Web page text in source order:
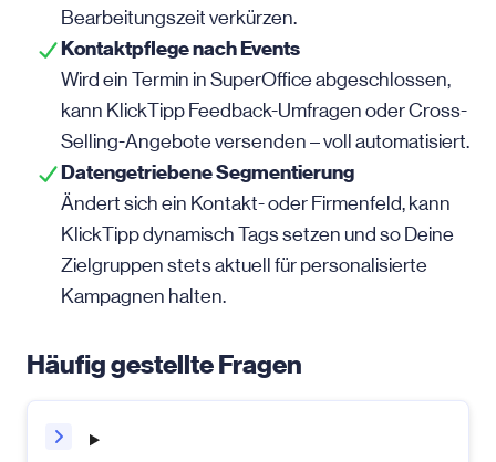
Bearbeitungszeit verkürzen.
Kontaktpflege nach Events
Wird ein Termin in SuperOffice abgeschlossen,
kann KlickTipp Feedback-Umfragen oder Cross-
Selling-Angebote versenden – voll automatisiert.
Datengetriebene Segmentierung
Ändert sich ein Kontakt- oder Firmenfeld, kann
KlickTipp dynamisch Tags setzen und so Deine
Zielgruppen stets aktuell für personalisierte
Kampagnen halten.
Häufig gestellte Fragen